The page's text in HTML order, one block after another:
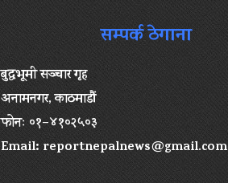
सम्पर्क ठेगाना
बुद्धभूमी सञ्चार गृह
अनामनगर, काठमाडौं
फोनः ०१–४१०२५०३
Email:reportnepalnews@gmail.com